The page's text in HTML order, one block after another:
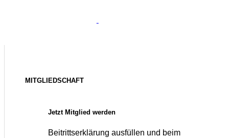
MITGLIEDSCHAFT
Jetzt Mitglied werden
Beitrittserklärung ausfüllen und beim